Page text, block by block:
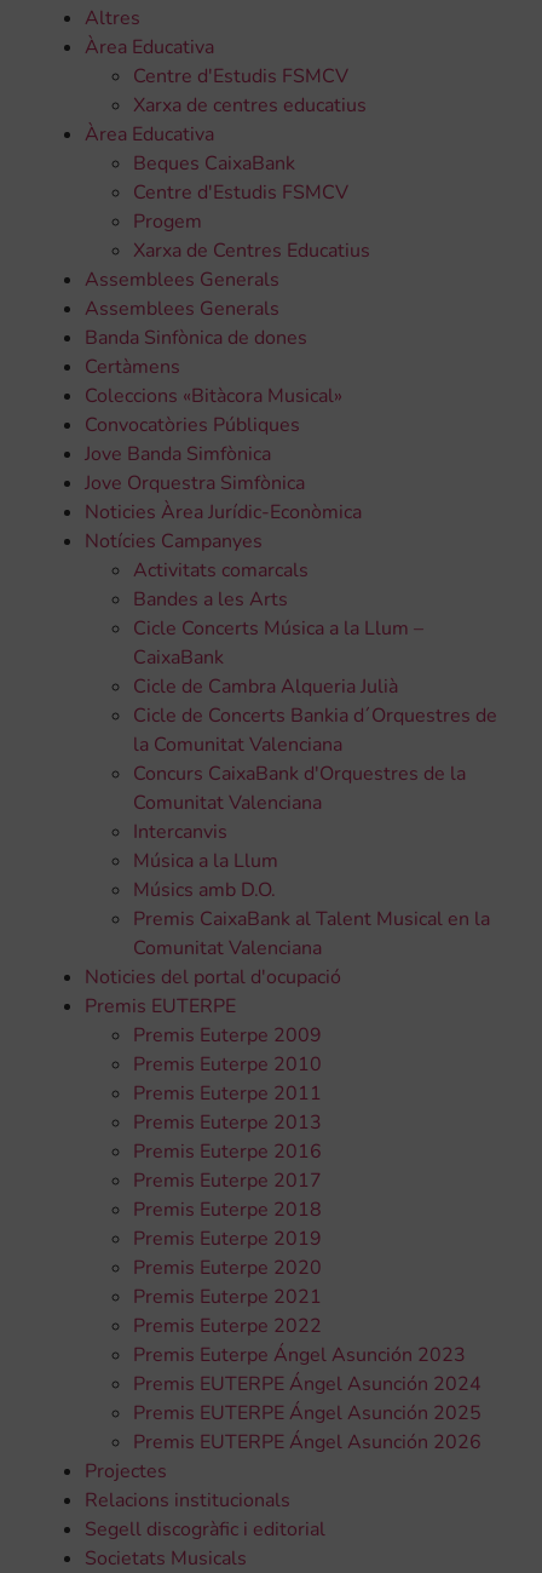
Altres
Àrea Educativa
Centre d'Estudis FSMCV
Xarxa de centres educatius
Àrea Educativa
Beques CaixaBank
Centre d'Estudis FSMCV
Progem
Xarxa de Centres Educatius
Assemblees Generals
Assemblees Generals
Banda Sinfònica de dones
Certàmens
Coleccions «Bitàcora Musical»
Convocatòries Públiques
Jove Banda Simfònica
Jove Orquestra Simfònica
Noticies Àrea Jurídic-Econòmica
Notícies Campanyes
Activitats comarcals
Bandes a les Arts
Cicle Concerts Música a la Llum –
CaixaBank
Cicle de Cambra Alqueria Julià
Cicle de Concerts Bankia d´Orquestres de
la Comunitat Valenciana
Concurs CaixaBank d'Orquestres de la
Comunitat Valenciana
Intercanvis
Música a la Llum
Músics amb D.O.
Premis CaixaBank al Talent Musical en la
Comunitat Valenciana
Noticies del portal d'ocupació
Premis EUTERPE
Premis Euterpe 2009
Premis Euterpe 2010
Premis Euterpe 2011
Premis Euterpe 2013
Premis Euterpe 2016
Premis Euterpe 2017
Premis Euterpe 2018
Premis Euterpe 2019
Premis Euterpe 2020
Premis Euterpe 2021
Premis Euterpe 2022
Premis Euterpe Ángel Asunción 2023
Premis EUTERPE Ángel Asunción 2024
Premis EUTERPE Ángel Asunción 2025
Premis EUTERPE Ángel Asunción 2026
Projectes
Relacions institucionals
Segell discogràfic i editorial
Societats Musicals